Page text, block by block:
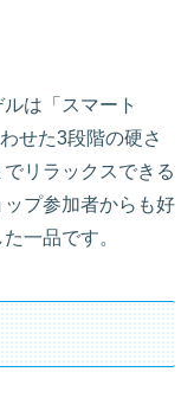
は「スマート
せた3段階の硬さ
リラックスできる
プ参加者からも好
一品です。